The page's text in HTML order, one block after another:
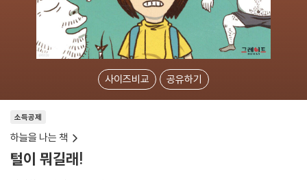
사이즈비교 공유하기
소득공제
하늘을 나는 책
털이 뭐길래!